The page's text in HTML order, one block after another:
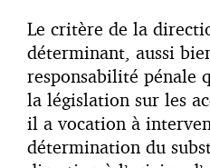
Le critère de la
déterminant, aussi
responsabilité pénale
la législation sur les
il a vocation à
détermination du